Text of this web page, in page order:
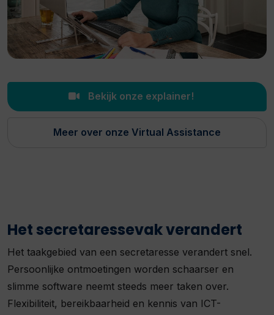
Bekijk onze explainer!
Meer over onze Virtual Assistance
Het secretaressevak verandert
Het taakgebied van een secretaresse verandert snel.
Persoonlijke ontmoetingen worden schaarser en
slimme software neemt steeds meer taken over.
Flexibiliteit, bereikbaarheid en kennis van ICT-